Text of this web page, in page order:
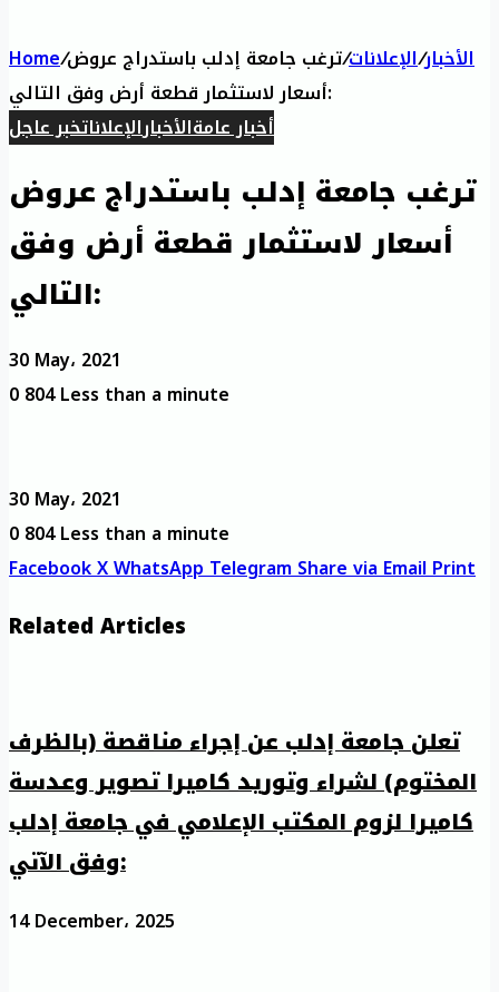
Home/ الأخبار/الإعلانات/ترغب جامعة إدلب باستدراج عروض
أسعار لاستثمار قطعة أرض وفق التالي:
أخبار عامةالأخبارالإعلاناتخبر عاجل
ترغب جامعة إدلب باستدراج عروض
أسعار لاستثمار قطعة أرض وفق
التالي:
30 May، 2021
0804Less than a minute
30 May، 2021
0804Less than a minute
FacebookXWhatsAppTelegramShare via EmailPrint
Related Articles
تعلن جامعة إدلب عن إجراء مناقصة (بالظرف
المختوم) لشراء وتوريد كاميرا تصوير وعدسة
كاميرا لزوم المكتب الإعلامي في جامعة إدلب
وفق الآتي:
14 December، 2025